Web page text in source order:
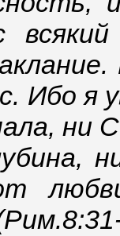
Ибо я
ни